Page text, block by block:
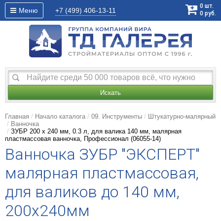
Меню +7 (499) 406-13-11
0 шт.
0 руб.
Искать
Главная Начало каталога 09. Инструменты
Штукатурно-малярный
Ванночка
ЗУБР 200 х 240 мм, 0.3 л, для валика 140 мм, малярная
пластмассовая ванночка, Профессионал (06055-14)
Ванночка ЗУБР "ЭКСПЕРТ"
малярная пластмассовая,
для валиков до 140 мм,
200х240мм